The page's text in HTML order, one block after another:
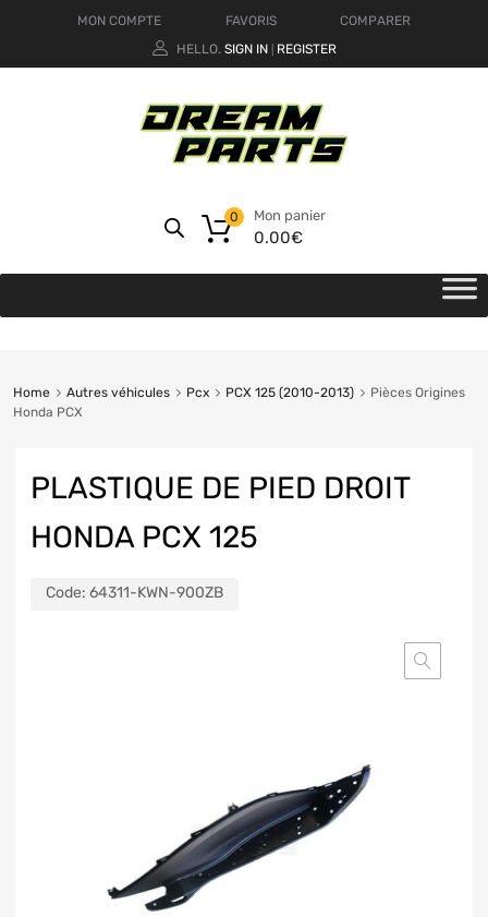
MON COMPTE FAVORIS
COMPARER
HELLO. SIGN IN REGISTER
Mon panier
0.00€
0
Home Autres véhicules Pcx PCX 125 (2010-2013)
Pièces Origines
Honda PCX
PLASTIQUE DE PIED DROIT
HONDA PCX 125
Code: 64311-KWN-900ZB